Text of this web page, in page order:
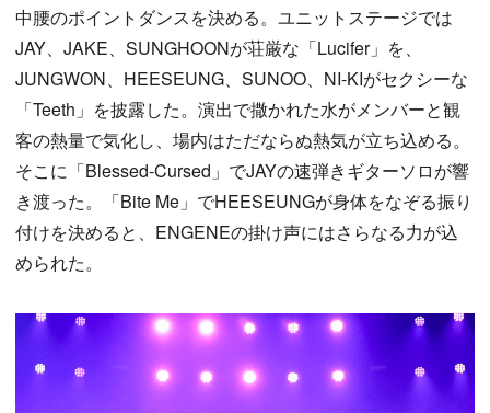
中腰のポイントダンスを決める。ユニットステージでは
JAY、JAKE、SUNGHOONが荘厳な「Lucifer」を、
JUNGWON、HEESEUNG、SUNOO、NI-KIがセクシーな
「Teeth」を披露した。演出で撒かれた水がメンバーと観
客の熱量で気化し、場内はただならぬ熱気が立ち込める。
そこに「Blessed-Cursed」でJAYの速弾きギターソロが響
き渡った。「Bite Me」でHEESEUNGが身体をなぞる振り
付けを決めると、ENGENEの掛け声にはさらなる力が込
められた。